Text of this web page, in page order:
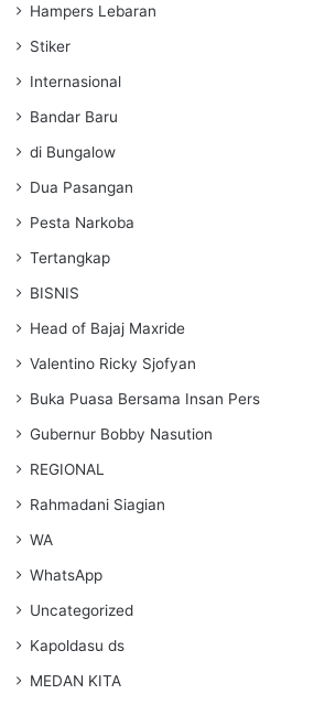
Hampers Lebaran
Stiker
Internasional
Bandar Baru
di Bungalow
Dua Pasangan
Pesta Narkoba
Tertangkap
BISNIS
Head of Bajaj Maxride
Valentino Ricky Sjofyan
Buka Puasa Bersama Insan Pers
Gubernur Bobby Nasution
REGIONAL
Rahmadani Siagian
WA
WhatsApp
Uncategorized
Kapoldasu ds
MEDAN KITA